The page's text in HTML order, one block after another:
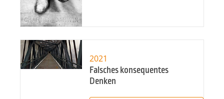
2021
Falsches konsequentes
Denken